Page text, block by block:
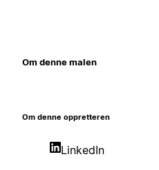
Om denne malen
Om denne oppretteren
LinkedIn